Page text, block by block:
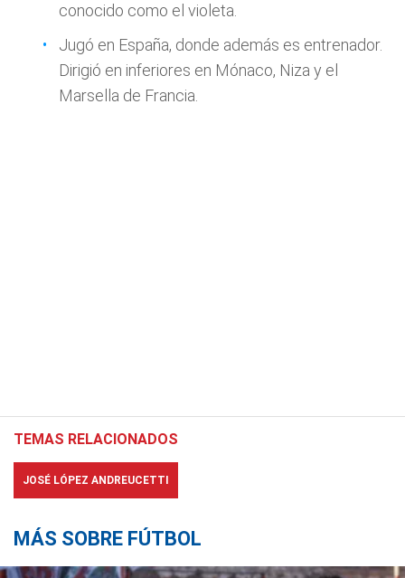
conocido como el violeta.
Jugó en España, donde además es entrenador.
Dirigió en inferiores en Mónaco, Niza y el
Marsella de Francia.
TEMAS RELACIONADOS
JOSÉ LÓPEZ ANDREUCETTI
MÁS SOBRE FÚTBOL